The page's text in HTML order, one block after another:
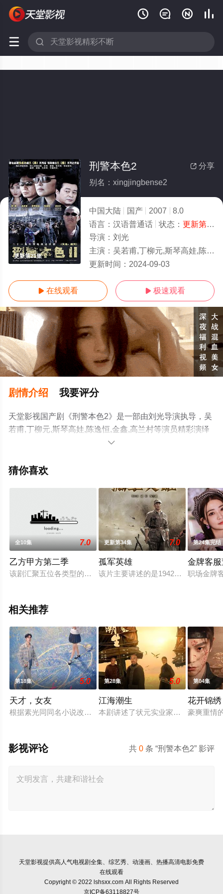
   
 
更新第21集
 分享
刑警本色2
别名：xingjingbense2
中国大陆 国产 2007
8.0
语言： 汉语普通话 状态： 更新第21集
导演： 刘光
主演： 吴若甫,丁柳元,斯琴高娃,陈逸恒,金鑫,高兰村
更新时间： 2024-09-03
 在线观看  极速观看
剧情介绍 我要评分
天堂影视国产剧《刑警本色2》是一部由刘光导演执导，吴
若甫,丁柳元,斯琴高娃,陈逸恒,金鑫,高兰村等演员精彩演绎
的中国大陆电视剧，手机免费观看高清未删减完整版电视
剧情信息可移步至豆瓣电视剧、电视猫或剧情网等平台了

猜你喜欢
全10集 7.0
乙方甲方第二季
该剧汇聚五位各类型的都市小人物，屌丝男小米、性感御姐张
更新第34集 7.0
孤军英雄
该片主要讲述的是1942年，江南新
第24集完结
金牌客
职场金牌
相关推荐
第18集 5.0
天才，女友
根据素光同同名小说改编。江逾白长大以后，林知夏忽然对他
第28集 5.0
江海潮生
本剧讲述了状元实业家张謇创办大生
第04集
花开锦绣
豪爽重情
共0 条 “刑警本色2” 影评
影视评论
天堂影视提供高人气电视剧全集、综艺秀、动漫画、热播高清电影免费
在线观看
Copyright © 2022 lshsxx.com All Rights Reserved
京ICP备63118827号